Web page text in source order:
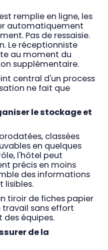
est remplie en ligne, les
automatiquement
Pas de ressaisie.
Le réceptionniste
au moment du
supplémentaire.
central d'un process
ne fait que
le stockage et
classées
en quelques
l'hôtel peut
précis en moins
des informations
lisibles.
tiroir de fiches papier
travail sans effort
équipes.
de la